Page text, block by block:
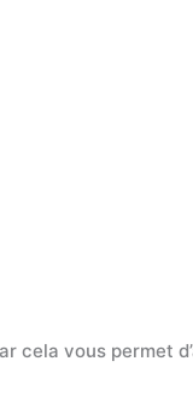
cela vous permet